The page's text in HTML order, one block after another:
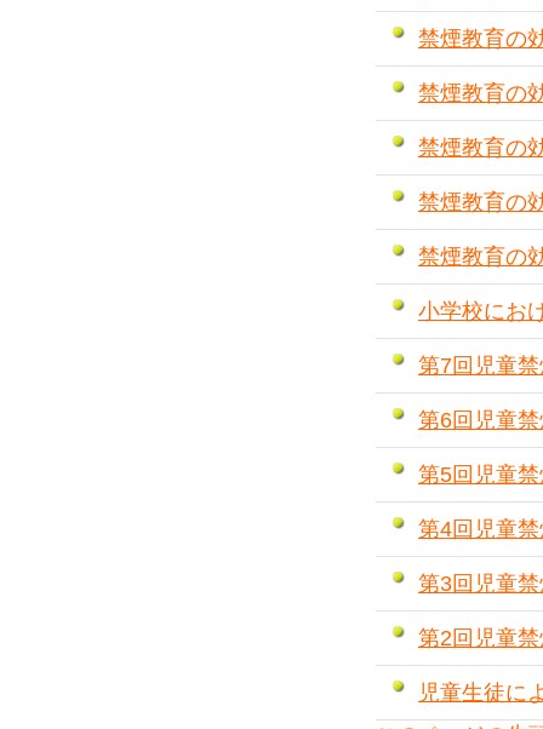
禁煙教育の
禁煙教育の
禁煙教育の
禁煙教育の
禁煙教育の
小学校にお
第7回児童
第6回児童
第5回児童
第4回児童
第3回児童
第2回児童
児童生徒に